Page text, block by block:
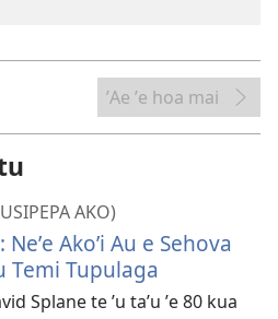
ʼAe ʼe hoa mai
AKO)
Akoʼi Au e Sehova
Temi Tupulaga
Splane te ʼu taʼu ʼe 80 kua